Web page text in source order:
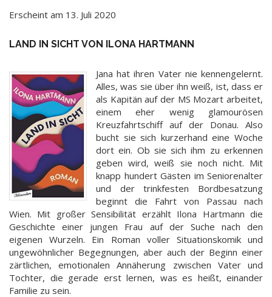
Erscheint am 13. Juli 2020
LAND IN SICHT VON ILONA HARTMANN
Jana hat ihren Vater nie kennengelernt.
Alles, was sie über ihn weiß, ist, dass er
als Kapitän auf der MS Mozart arbeitet,
einem eher wenig glamourösen
Kreuzfahrtschiff auf der Donau. Also
bucht sie sich kurzerhand eine Woche
dort ein. Ob sie sich ihm zu erkennen
geben wird, weiß sie noch nicht. Mit
knapp hundert Gästen im Seniorenalter
und der trinkfesten Bordbesatzung
beginnt die Fahrt von Passau nach
Wien. Mit großer Sensibilität erzählt Ilona Hartmann die
Geschichte einer jungen Frau auf der Suche nach den
eigenen Wurzeln. Ein Roman voller Situationskomik und
ungewöhnlicher Begegnungen, aber auch der Beginn einer
zärtlichen, emotionalen Annäherung zwischen Vater und
Tochter, die gerade erst lernen, was es heißt, einander
Familie zu sein.